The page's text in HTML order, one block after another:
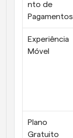
nto de
Pagamentos
Experiência
Móvel
Plano
Gratuito